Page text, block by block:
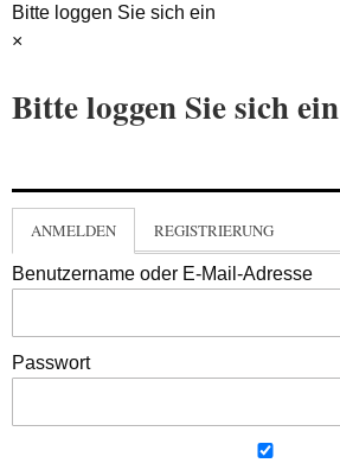
Bitte loggen Sie sich ein
×
Bitte loggen Sie sich ein
ANMELDEN REGISTRIERUNG
Benutzername oder E-Mail-Adresse
Passwort